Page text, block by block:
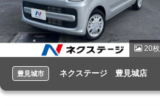
20枚
豊見城市 ネクステージ 豊見城店